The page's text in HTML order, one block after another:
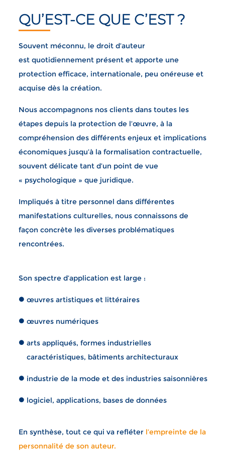
QU’EST-CE QUE C’EST ?
Souvent méconnu, le droit d’auteur
est quotidiennement présent et apporte une
protection efficace, internationale, peu onéreuse et
acquise dès la création.
Nous accompagnons nos clients dans toutes les
étapes depuis la protection de l’œuvre, à la
compréhension des différents enjeux et implications
économiques jusqu’à la formalisation contractuelle,
souvent délicate tant d’un point de vue
« psychologique » que juridique.
Impliqués à titre personnel dans différentes
manifestations culturelles, nous connaissons de
façon concrète les diverses problématiques
rencontrées.
Son spectre d’application est large :
œuvres artistiques et littéraires
œuvres numériques
arts appliqués, formes industrielles
caractéristiques, bâtiments architecturaux
industrie de la mode et des industries saisonnières
logiciel, applications, bases de données
En synthèse, tout ce qui va refléter l’empreinte de la
personnalité de son auteur.